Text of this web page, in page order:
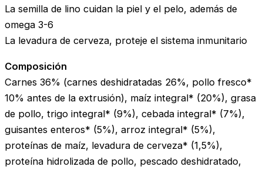
La semilla de lino cuidan la piel y el pelo, además de
omega 3-6
La levadura de cerveza, proteje el sistema inmunitario
Composición
Carnes 36% (carnes deshidratadas 26%, pollo fresco*
10% antes de la extrusión), maíz integral* (20%), grasa
de pollo, trigo integral* (9%), cebada integral* (7%),
guisantes enteros* (5%), arroz integral* (5%),
proteínas de maíz, levadura de cerveza* (1,5%),
proteína hidrolizada de pollo, pescado deshidratado,